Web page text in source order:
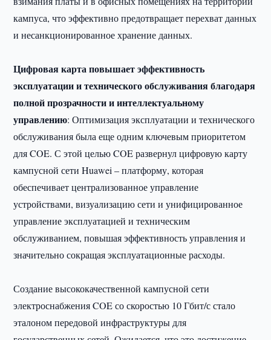
кампуса, что эффективно предотвращает перехват данных
и несанкционированное хранение данных.
Цифровая карта повышает эффективность
эксплуатации и технического обслуживания благодаря
полной прозрачности и интеллектуальному
управлению: Оптимизация эксплуатации и технического
обслуживания была еще одним ключевым приоритетом
для COE. С этой целью COE развернул цифровую карту
кампусной сети Huawei – платформу, которая
обеспечивает централизованное управление
устройствами, визуализацию сети и унифицированное
управление эксплуатацией и техническим
обслуживанием, повышая эффективность управления и
значительно сокращая эксплуатационные расходы.
Создание высококачественной кампусной сети
электроснабжения COE со скоростью 10 Гбит/с стало
эталоном передовой инфраструктуры для